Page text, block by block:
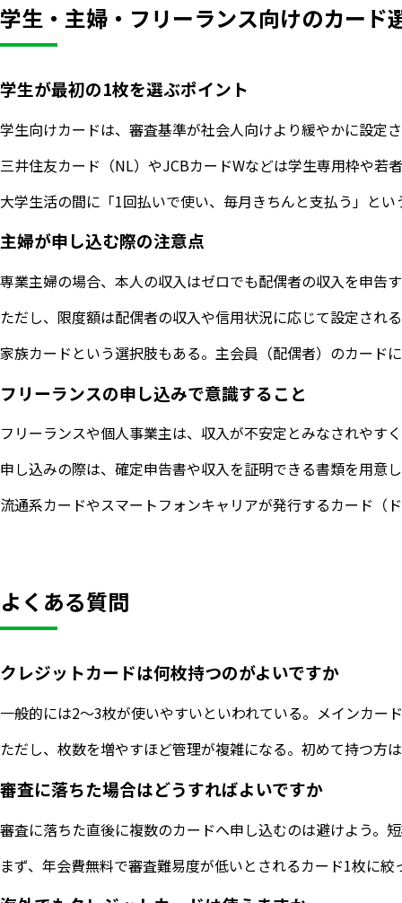
学生・主婦・フリーランス向けのカード
学生が最初の1枚を選ぶポイント
学生向けカードは、審査基準が社会人向けより緩やかに設定
三井住友カード（NL）やJCBカードWなどは学生専用枠や
大学生活の間に「1回払いで使い、毎月きちんと支払う」と
主婦が申し込む際の注意点
専業主婦の場合、本人の収入はゼロでも配偶者の収入を申告
ただし、限度額は配偶者の収入や信用状況に応じて設定され
家族カードという選択肢もある。主会員（配偶者）のカード
フリーランスの申し込みで意識すること
フリーランスや個人事業主は、収入が不安定とみなされやす
申し込みの際は、確定申告書や収入を証明できる書類を用意
流通系カードやスマートフォンキャリアが発行するカード（
よくある質問
クレジットカードは何枚持つのがよいですか
一般的には2〜3枚が使いやすいといわれている。メインカ
ただし、枚数を増やすほど管理が複雑になる。初めて持つ方
審査に落ちた場合はどうすればよいですか
審査に落ちた直後に複数のカードへ申し込むのは避けよう。
まず、年会費無料で審査難易度が低いとされるカード1枚に